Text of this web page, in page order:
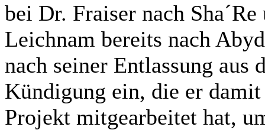
bei Dr. Fraiser nach
Leichnam bereits nach
nach seiner Entlassung aus
Kündigung ein, die er damit
Projekt mitgearbeitet hat,